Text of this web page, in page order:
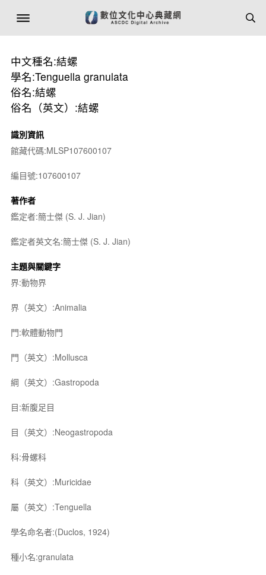
中文種名:結螺
學名:Tenguella granulata
俗名:結螺
俗名（英文）:結螺
識別資訊
館藏代碼:MLSP107600107
編目號:107600107
著作者
鑑定者:簡士傑 (S. J. Jian)
鑑定者英文名:簡士傑 (S. J. Jian)
主題與關鍵字
界:動物界
界（英文）:Animalia
門:軟體動物門
門（英文）:Mollusca
綱（英文）:Gastropoda
目:新腹足目
目（英文）:Neogastropoda
科:骨螺科
科（英文）:Muricidae
屬（英文）:Tenguella
學名命名者:(Duclos, 1924)
種小名:granulata